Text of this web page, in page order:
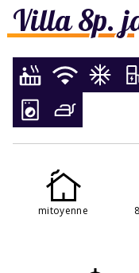
Villa 8p.
mitoyenne